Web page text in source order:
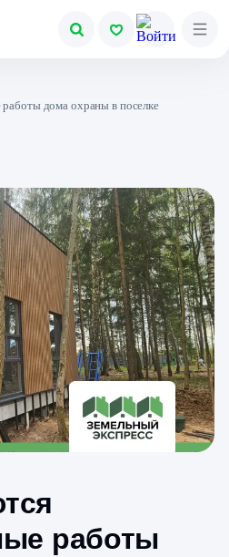
дома охраны в поселке
работы